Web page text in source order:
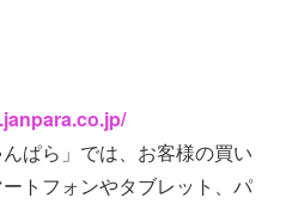
ぱら」では、お客様の買い
トフォンやタブレット、パ